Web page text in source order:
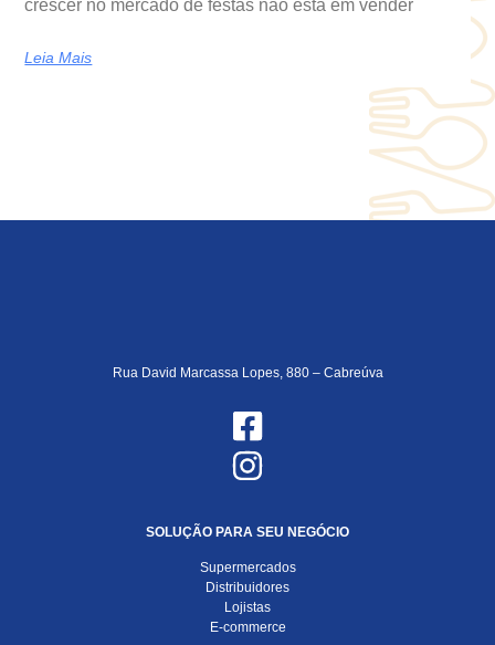
crescer no mercado de festas não está em vender
Leia Mais
Rua David Marcassa Lopes, 880 – Cabreúva
SOLUÇÃO PARA SEU NEGÓCIO
Supermercados
Distribuidores
Lojistas
E-commerce